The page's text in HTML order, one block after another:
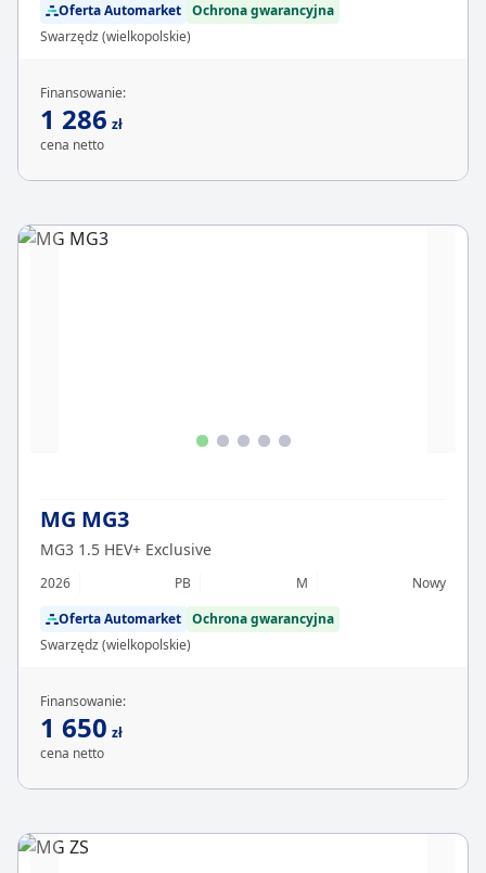
Oferta Automarket Ochrona gwarancyjna
Swarzędz (wielkopolskie)
Finansowanie:
1 286 zł
cena netto
MG MG3
MG3 1.5 HEV+ Exclusive
2026 PB M
Nowy
Oferta Automarket Ochrona gwarancyjna
Swarzędz (wielkopolskie)
Finansowanie:
1 650 zł
cena netto